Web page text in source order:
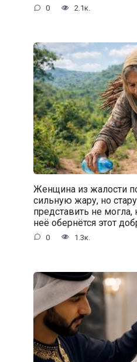
0 2.1к.
Женщина из жалости
сильную жару, но
представить не
неё обернётся этот
0 1.3к.